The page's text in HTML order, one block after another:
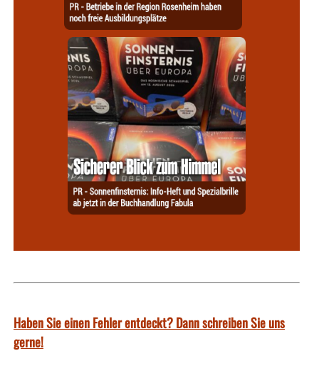
Haben Sie einen Fehler entdeckt? Dann schreiben Sie uns
gerne!